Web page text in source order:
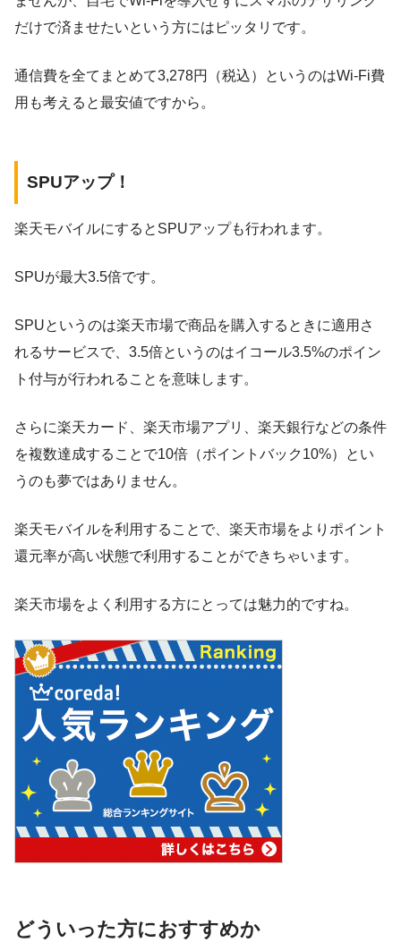
だけで済ませたいという方にはピッタリです。
通信費を全てまとめて3,278円（税込）というのはWi-Fi費
用も考えると最安値ですから。
SPUアップ！
楽天モバイルにするとSPUアップも行われます。
SPUが最大3.5倍です。
SPUというのは楽天市場で商品を購入するときに適用さ
れるサービスで、3.5倍というのはイコール3.5%のポイン
ト付与が行われることを意味します。
さらに楽天カード、楽天市場アプリ、楽天銀行などの条件
を複数達成することで10倍（ポイントバック10%）とい
うのも夢ではありません。
楽天モバイルを利用することで、楽天市場をよりポイント
還元率が高い状態で利用することができちゃいます。
楽天市場をよく利用する方にとっては魅力的ですね。
どういった方におすすめか